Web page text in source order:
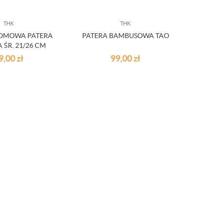
THK
PATERA
ŚR. 21/26 CM
zł
THK
PATERA BAMBUSOWA TAO
99,00zł